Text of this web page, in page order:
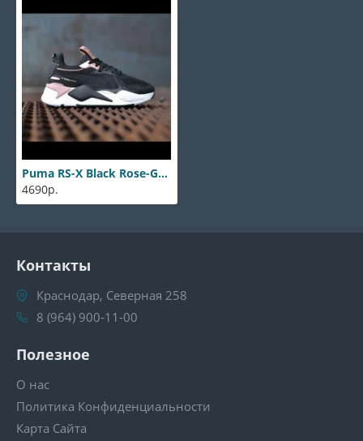
Puma RS-X Black Rose-Gold
4690р.
Контакты
Краснодар, Северная 258
8 (964) 900-11-00
Полезное
О нас
Политика Конфиденциальности
Карта Сайта